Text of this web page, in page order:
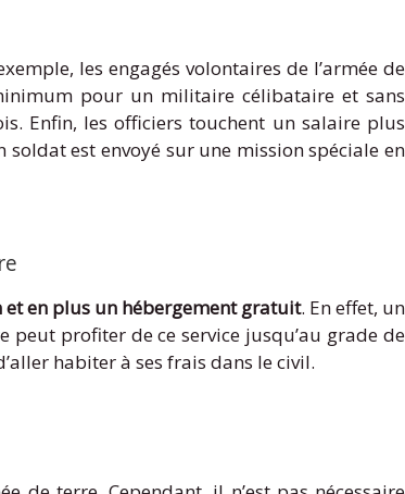
les engagés volontaires de l’armée de
pour un militaire célibataire et sans
Enfin, les officiers touchent un salaire plus
est envoyé sur une mission spéciale en
en plus un hébergement gratuit. En effet, un
profiter de ce service jusqu’au grade de
habiter à ses frais dans le civil.